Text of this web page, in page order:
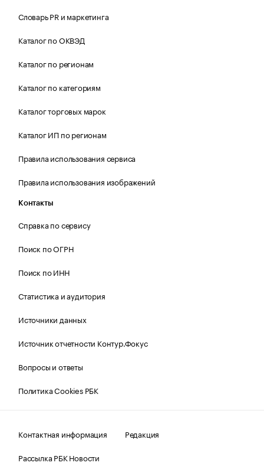
Словарь PR и маркетинга
Каталог по ОКВЭД
Каталог по регионам
Каталог по категориям
Каталог торговых марок
Каталог ИП по регионам
Правила использования сервиса
Правила использования изображений
Контакты
Справка по сервису
Поиск по ОГРН
Поиск по ИНН
Статистика и аудитория
Источники данных
Источник отчетности Контур.Фокус
Вопросы и ответы
Политика Cookies РБК
Контактная информация
Редакция
Рассылка РБК Новости